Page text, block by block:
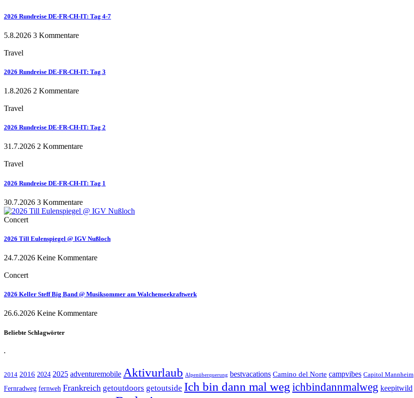
2026 Rundreise DE-FR-CH-IT: Tag 4-7
5.8.2026 3 Kommentare
Travel
2026 Rundreise DE-FR-CH-IT: Tag 3
1.8.2026 2 Kommentare
Travel
2026 Rundreise DE-FR-CH-IT: Tag 2
31.7.2026 2 Kommentare
Travel
2026 Rundreise DE-FR-CH-IT: Tag 1
30.7.2026 3 Kommentare
Concert
2026 Till Eulenspiegel @ IGV Nußloch
24.7.2026 Keine Kommentare
Concert
2026 Keller Steff Big Band @ Musiksommer am Walchenseekraftwerk
26.6.2026 Keine Kommentare
Beliebte Schlagwörter
.
2014 2016 2024 2025 adventuremobile Aktivurlaub Alpenüberquerung bestvacations Camino del Norte campvibes Capitol Mannheim
Fernradweg fernweh Frankreich getoutdoors getoutside Ich bin dann mal wegichbindannmalweg keepitwild